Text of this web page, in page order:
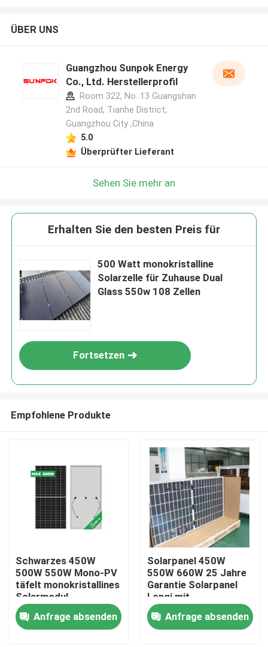
Hinterlass eine Nachricht
EINREICHUNGEN
Heim
Produkte
ÜBER UNS
Guangzhou Sunpok Energy
Co., Ltd. Herstellerprofil
Room 322, No. 13 Guangshan
2nd Road, Tianhe District,
Guangzhou City ,China
5.0
Überprüfter Lieferant
Sehen Sie mehr an
Erhalten Sie den besten Preis für
500 Watt monokristalline
Solarzelle für Zuhause Dual
Glass 550w 108 Zellen
Fortsetzen
Empfohlene Produkte
Schwarzes 450W
500W 550W Mono-PV
täfelt monokristallines
Solarmodul
Anfrage absenden
Solarpanel 450W
550W 660W 25 Jahre
Garantie Solarpanel
Longi mit
Produktionsgarantie
Anfrage absenden